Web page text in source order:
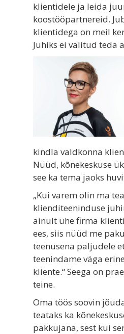
klientidele ja leida
koostööpartnereid.
klientidega on meil
Juhiks ei valitud teda
kindla valdkonna
Nüüd, kõnekeskuse
see ka tema jaoks
„Kui varem olin ma
klienditeeninduse
ainult ühe firma
ees, siis nüüd me
teenusena paljudele
teenindame väga
kliente.“ Seega on
teine.
Oma töös soovin
teataks ka
pakkujana, sest kui